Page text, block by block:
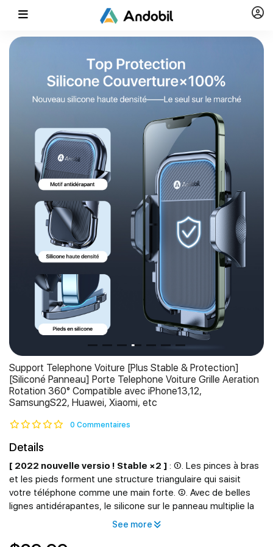
Support Telephone Voiture [Plus Stable & Protection]
[Siliconé Panneau] Porte Telephone Voiture Grille Aeration
Rotation 360° Compatible avec iPhone13,12,
SamsungS22, Huawei, Xiaomi, etc
0 Commentaires
Details
[ 2022 nouvelle versio ! Stable ×2 ] : ①. Les pinces à bras
et les pieds forment une structure triangulaire qui saisit
votre téléphone comme une main forte. ②. Avec de belles
lignes antidérapantes, le silicone sur le panneau multiplie la
force du frottement. Le phone ne peut pas échapper au
See more